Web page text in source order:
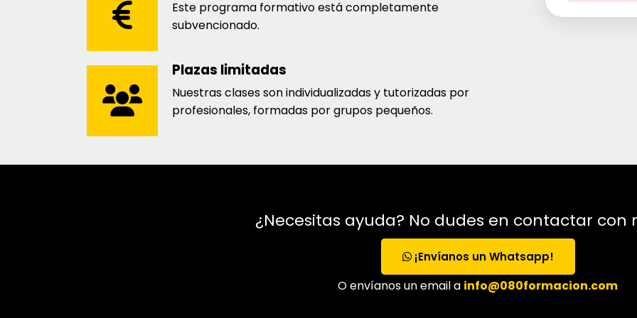
Este programa formativo está completamente
subvencionado.
Plazas limitadas
Nuestras clases son individualizadas y tutorizadas por
profesionales, formadas por grupos pequeños.
¿Necesitas ayuda? No dudes en contactar con
¡Envíanos un Whatsapp!
O envíanos un email a info@080formacion.com